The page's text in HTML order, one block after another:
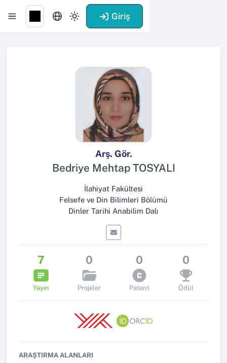
Giriş
Arş. Gör.
Bedriye Mehtap TOSYALI
İlahiyat Fakültesi
Felsefe ve Din Bilimleri Bölümü
Dinler Tarihi Anabilim Dalı
7
Yayın
0
Projeler
0
Patent
0
Ödül
ARAŞTIRMA ALANLARI